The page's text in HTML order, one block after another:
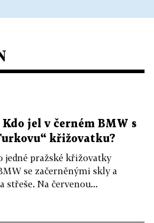
jel v černém BMW s
křižovatku?
jedné pražské křižovatky
se začerněnými skly a
Na červenou...